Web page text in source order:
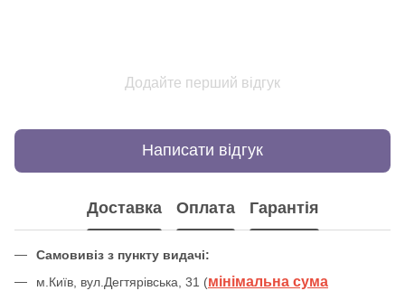
Додайте перший відгук
Написати відгук
Доставка Оплата Гарантія
Самовивіз з пункту видачі:
м.Київ, вул.Дегтярівська, 31 (мінімальна сума